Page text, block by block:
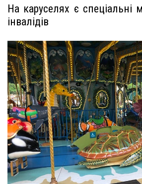
На каруселях є спеціальні
інвалідів